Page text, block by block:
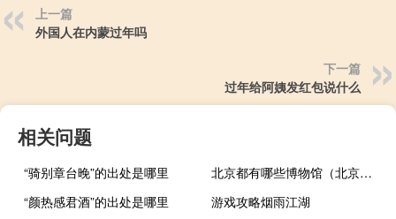
上一篇
外国人在内蒙过年吗
下一篇
过年给阿姨发红包说什么
相关问题
“骑别章台晚”的出处是哪里
北京都有哪些博物馆（北京的博物馆有哪些）
“颜热感君酒”的出处是哪里
游戏攻略烟雨江湖